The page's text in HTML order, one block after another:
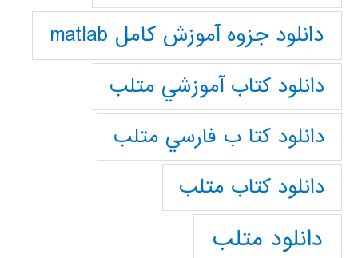
دانلود جزوه آموزش کامل matlab
دانلود كتاب آموزشي متلب
دانلود كتا ب فارسي متلب
دانلود كتاب متلب
دانلود متلب